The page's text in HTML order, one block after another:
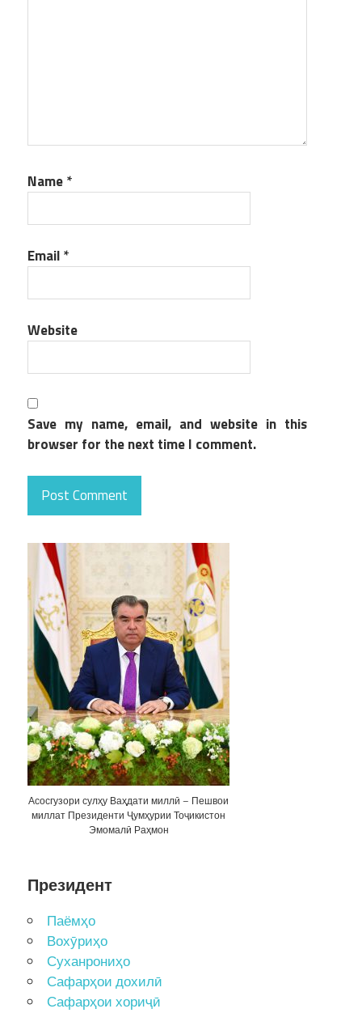
Name*
Email*
Website
Save my name, email, and website in this
browser for the next time I comment.
Асосгузори сулҳу Ваҳдати миллӣ – Пешвои
миллат Президенти Ҷумҳурии Тоҷикистон
Эмомалӣ Раҳмон
Президент
Паёмҳо
Вохӯриҳо
Суханрониҳо
Сафарҳои дохилӣ
Сафарҳои хориҷӣ